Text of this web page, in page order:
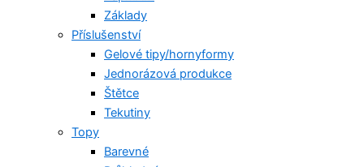
Základy
Příslušenství
Gelové tipy/hornyformy
Jednorázová produkce
Štětce
Tekutiny
Topy
Barevné